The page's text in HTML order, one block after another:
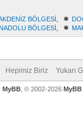
BÖLGESİ
BÖLGESİ
Hepimiz Biriz Yukarı
MyBB , © 2002-2026